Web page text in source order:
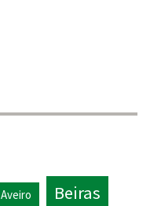
Aveiro Beiras